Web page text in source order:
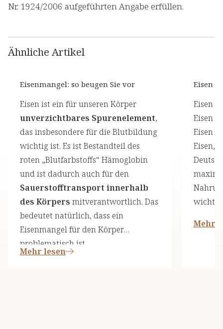
Nr. 1924/2006 aufgeführten Angabe erfüllen.
Ähnliche Artikel
Eisenmangel: so beugen Sie vor
Eisen ist ein für unseren Körper
unverzichtbares Spurenelement,
das insbesondere für die Blutbildung
wichtig ist. Es ist Bestandteil des
roten „Blutfarbstoffs“ Hämoglobin
und ist dadurch auch für den
Sauerstofftransport innerhalb
des Körpers mitverantwortlich. Das
bedeutet natürlich, dass ein
Eisenmangel für den Körper
problematisch ist.
Mehr lesen
Eisen
Eisen
Eisen
Eisen
Eisen,
Mehr